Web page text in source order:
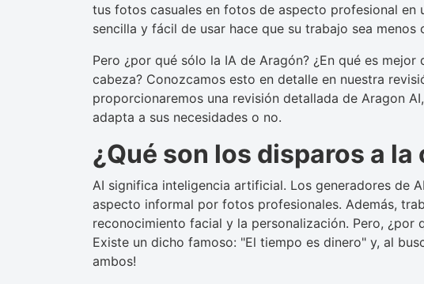
tus fotos casuales en fotos de aspecto profesional
sencilla y fácil de usar hace que su trabajo sea menos
Pero ¿por qué sólo la IA de Aragón? ¿En qué es
cabeza? Conozcamos esto en detalle en nuestra
proporcionaremos una revisión detallada de Aragon
adapta a sus necesidades o no.
¿Qué son los disparos a la
AI significa inteligencia artificial. Los generadores de
aspecto informal por fotos profesionales. Además,
reconocimiento facial y la personalización. Pero, ¿por
Existe un dicho famoso: "El tiempo es dinero" y, al
ambos!